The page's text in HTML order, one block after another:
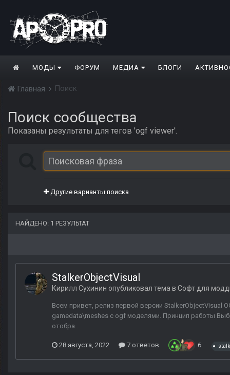
МОДЫ ФОРУМ МЕДИА БЛОГИ
Главная Поиск
Поиск сообщества
Показаны результаты для тегов 'ogf viewer'.
Другие варианты поиска
НАЙДЕНО: 1 РЕЗУЛЬТАТ
StalkerObjectVisual
Кирилл Сухинин опубликовал тема в Софт для
Всем привет, релиз первой версии StalkerObjectVisual
gamedata\meshes с ogf моделями. Принцип работы
отобра...
28 августа, 2022 7 ответов 6